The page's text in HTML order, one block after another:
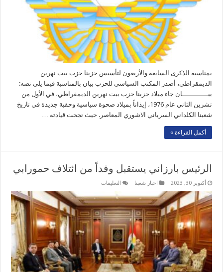
نهرين
الديمقراطي
مغلقة
بمناسبة الذكرى السابعة والأربعون لتأسيس حزبنا حزب بيت نهرين
الديمقراطي، أصدر المكتب السياسي للحزب بيان بالمناسبة فيما يلي نصه:
بيـــــــــــــان جاء ميلاد حزبنا حزب بيت نهرين الديمقراطي، في الأول من
تشرين الثاني عام 1976، إيذاناً بميلاد صحوة سياسية وحقبة جديدة في تاريخ
شعبنا الكلداني السرياني الاشوري المعاصر. حيث نجحت قيادته …
أكمل القراءة »
الرئيس بارزاني يستقبل وفداً من ائتلاف حمورابي
أكتوبر 30, 2023 اخبار شعبنا التعليقات
بارزاني
يستقبل
وفداً
من
ائتلاف
حمورابي
مغلقة